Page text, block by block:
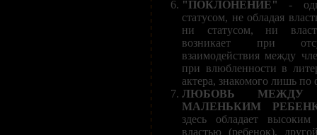
"ПОКЛОНЕНИЕ"
-
статусом, не обладая
ни статусом, ни
возникает при
взаимодействия между
при влюбленности в
актера, знакомого лишь по
ЛЮБОВЬ МЕЖДУ
МАЛЕНЬКИМ
здесь обладает
властью (ребенок),